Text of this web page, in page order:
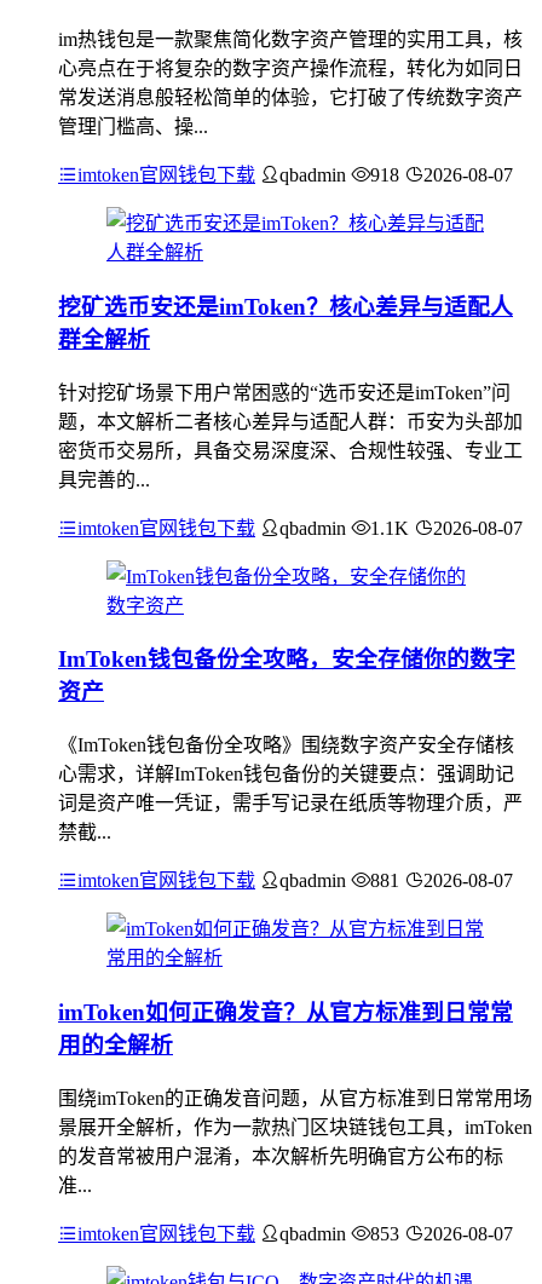
im热钱包是一款聚焦简化数字资产管理的实用工具，核
心亮点在于将复杂的数字资产操作流程，转化为如同日
常发送消息般轻松简单的体验，它打破了传统数字资产
管理门槛高、操...
imtoken官网钱包下载 qbadmin 918 2026-08-07
挖矿选币安还是imToken？核心差异与适配人
群全解析
针对挖矿场景下用户常困惑的“选币安还是imToken”问
题，本文解析二者核心差异与适配人群：币安为头部加
密货币交易所，具备交易深度深、合规性较强、专业工
具完善的...
imtoken官网钱包下载 qbadmin 1.1K 2026-08-07
ImToken钱包备份全攻略，安全存储你的数字
资产
《ImToken钱包备份全攻略》围绕数字资产安全存储核
心需求，详解ImToken钱包备份的关键要点：强调助记
词是资产唯一凭证，需手写记录在纸质等物理介质，严
禁截...
imtoken官网钱包下载 qbadmin 881 2026-08-07
imToken如何正确发音？从官方标准到日常常
用的全解析
围绕imToken的正确发音问题，从官方标准到日常常用场
景展开全解析，作为一款热门区块链钱包工具，imToken
的发音常被用户混淆，本次解析先明确官方公布的标
准...
imtoken官网钱包下载 qbadmin 853 2026-08-07